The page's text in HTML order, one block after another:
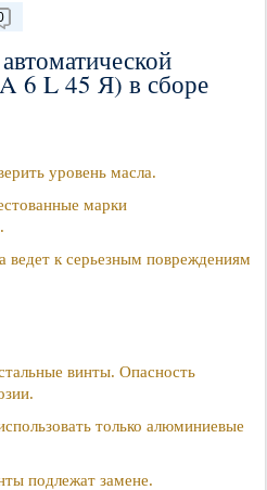
6 L 45 Я) в сборе
уровень масла.
марки
ведет к серьезным повреждениям
винты. Опасность
только алюминиевые
подлежат замене.